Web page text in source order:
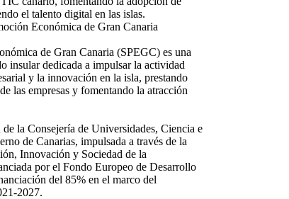
el talento digital en las islas.
Económica de Gran Canaria
de Gran Canaria (SPEGC) es una
insular dedicada a impulsar la actividad
y la innovación en la isla, prestando
las empresas y fomentando la atracción
la Consejería de Universidades, Ciencia e
de Canarias, impulsada a través de la
Innovación y Sociedad de la
por el Fondo Europeo de Desarrollo
del 85% en el marco del
2027.